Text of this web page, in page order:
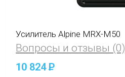
Усилитель Alpine MRX-M50
Вопросы и отзывы (0)
10 824P